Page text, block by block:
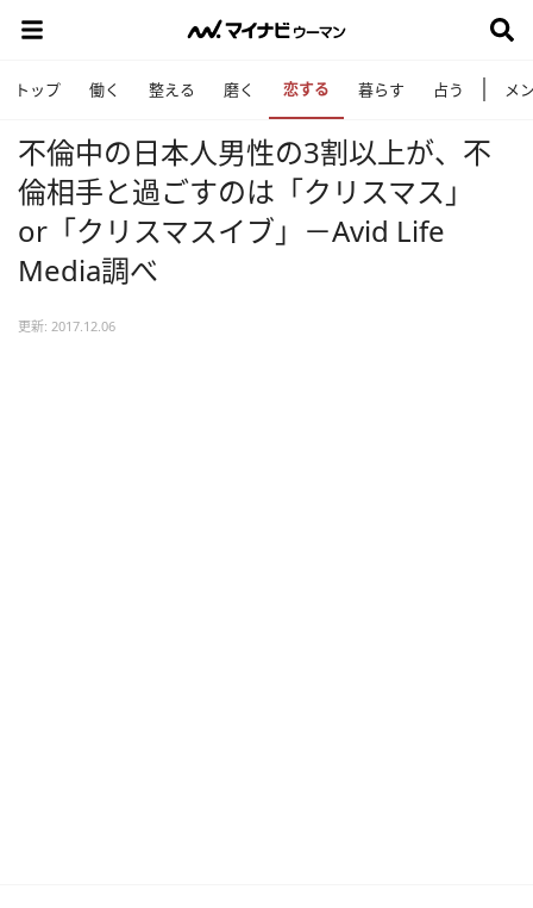
トップ 働く 整える 磨く 恋する 暮らす 占う メ
不倫中の日本人男性の3割以上が、不
倫相手と過ごすのは「クリスマス」
or「クリスマスイブ」－Avid Life
Media調べ
更新: 2017.12.06